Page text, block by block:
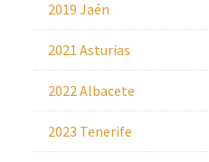
2019 Jaén
2021 Asturias
2022 Albacete
2023 Tenerife